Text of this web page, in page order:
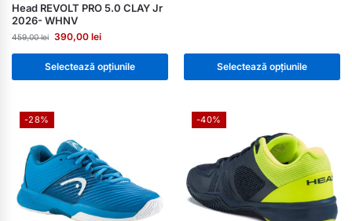
Head REVOLT PRO 5.0 CLAY Jr
2026- WHNV
459,00lei 390,00 lei
Selectează opțiunile Selectează opțiunile
-28% -40%